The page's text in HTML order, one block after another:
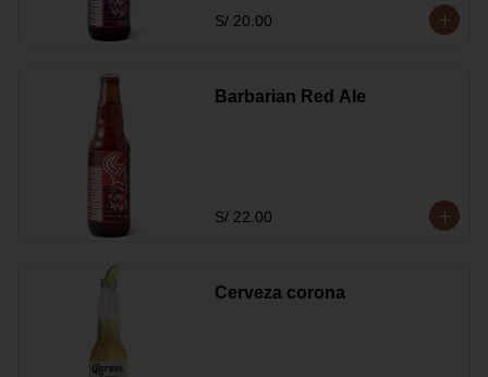
S/ 20.00
Barbarian Red Ale
S/ 22.00
Cerveza corona